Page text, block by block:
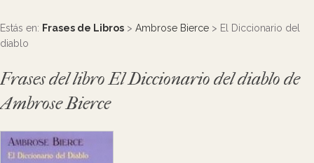
Estás en: Frases de Libros > Ambrose Bierce > El Diccionario del
diablo
Frases del libro El Diccionario del diablo de
Ambrose Bierce